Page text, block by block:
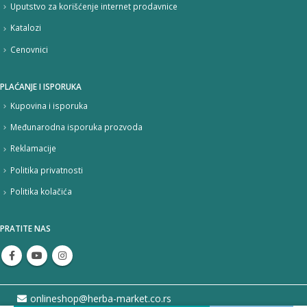
Uputstvo za korišćenje internet prodavnice
Katalozi
Cenovnici
PLAĆANJE I ISPORUKA
Kupovina i isporuka
Međunarodna isporuka prozvoda
Reklamacije
Politika privatnosti
Politika kolačića
PRATITE NAS
onlineshop@herba-market.co.rs